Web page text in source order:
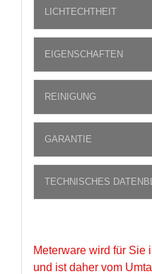
LICHTECHTHEIT
EIGENSCHAFTEN
REINIGUNG
GARANTIE
TECHNISCHES
Meterware wird für Sie
und ist daher vom